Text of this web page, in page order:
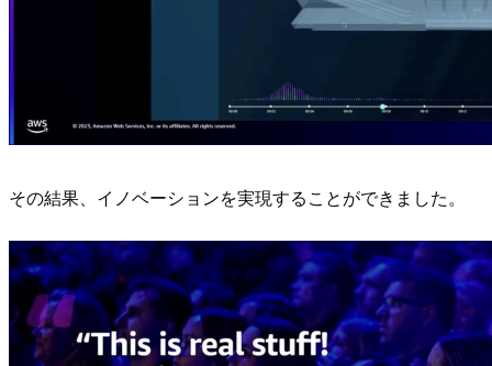
その結果、イノベーションを実現することができました。